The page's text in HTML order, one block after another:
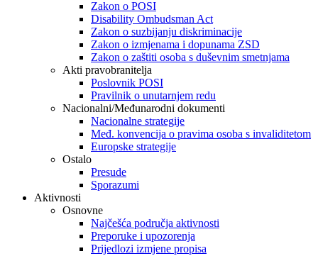
Zakon o POSI
Disability Ombudsman Act
Zakon o suzbijanju diskriminacije
Zakon o izmjenama i dopunama ZSD
Zakon o zaštiti osoba s duševnim smetnjama
Akti pravobranitelja
Poslovnik POSI
Pravilnik o unutarnjem redu
Nacionalni/Međunarodni dokumenti
Nacionalne strategije
Međ. konvencija o pravima osoba s invaliditetom
Europske strategije
Ostalo
Presude
Sporazumi
Aktivnosti
Osnovne
Najčešća područja aktivnosti
Preporuke i upozorenja
Prijedlozi izmjene propisa